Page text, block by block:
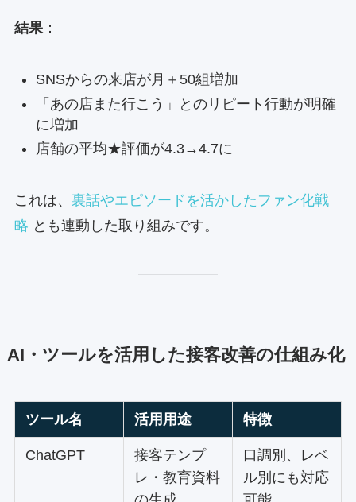
結果：
SNSからの来店が月＋50組増加
「あの店また行こう」とのリピート行動が明確
に増加
店舗の平均★評価が4.3→4.7に
これは、 裏話やエピソードを活かしたファン化戦
略 とも連動した取り組みです。
AI・ツールを活用した接客改善の仕組み化
ツール名 活用用途 特徴
ChatGPT
接客テンプ
レ・教育資料
口調別、レベ
ル別にも対応